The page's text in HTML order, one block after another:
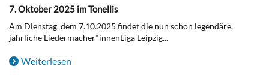
7. Oktober 2025 im Tonellis
Am Dienstag, dem 7.10.2025 findet die nun schon legendäre,
jährliche Liedermacher*innenLiga Leipzig...
Weiterlesen